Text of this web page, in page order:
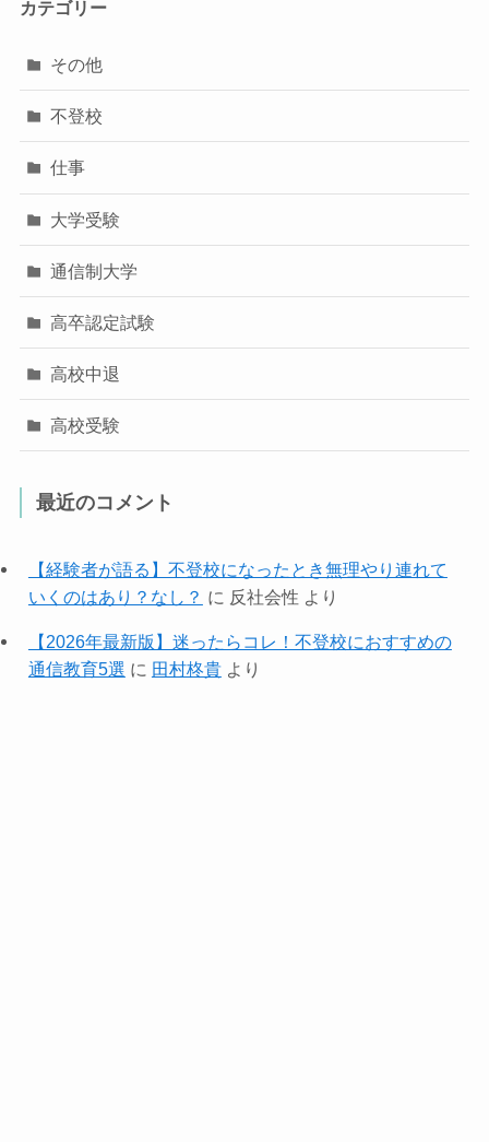
カテゴリー
その他
不登校
仕事
大学受験
通信制大学
高卒認定試験
高校中退
高校受験
最近のコメント
【経験者が語る】不登校になったとき無理やり連れて
いくのはあり？なし？ に 反社会性 より
【2026年最新版】迷ったらコレ！不登校におすすめの
通信教育5選 に 田村柊貴より